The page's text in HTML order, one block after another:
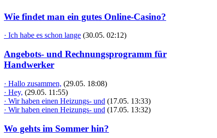
Wie findet man ein gutes Online-Casino?
· Ich habe es schon lange (30.05. 02:12)
Angebots- und Rechnungsprogramm für
Handwerker
· Hallo zusammen, (29.05. 18:08)
· Hey, (29.05. 11:55)
· Wir haben einen Heizungs- und (17.05. 13:33)
· Wir haben einen Heizungs- und (17.05. 13:32)
Wo gehts im Sommer hin?